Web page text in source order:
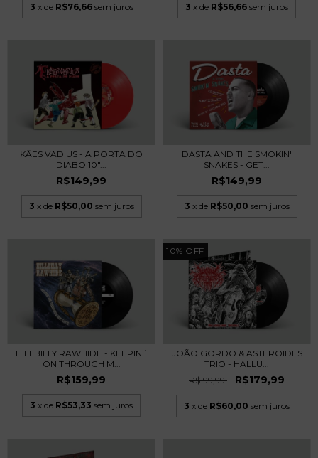
3 x de R$76,66 sem juros 3 x de R$56,66 sem juros
KÃES VADIUS - A PORTA DO
DIABO 10"...
R$149,99
3 x de R$50,00 sem juros
DASTA AND THE SMOKIN'
SNAKES - GET...
R$149,99
3 x de R$50,00 sem juros
HILLBILLY RAWHIDE - KEEPIN´
ON THROUGH M...
R$159,99
3 x de R$53,33 sem juros
10% OFF
JOÃO GORDO & ASTEROIDES
TRIO - HALLU...
R$199,99
R$179,99
3 x de R$60,00 sem juros